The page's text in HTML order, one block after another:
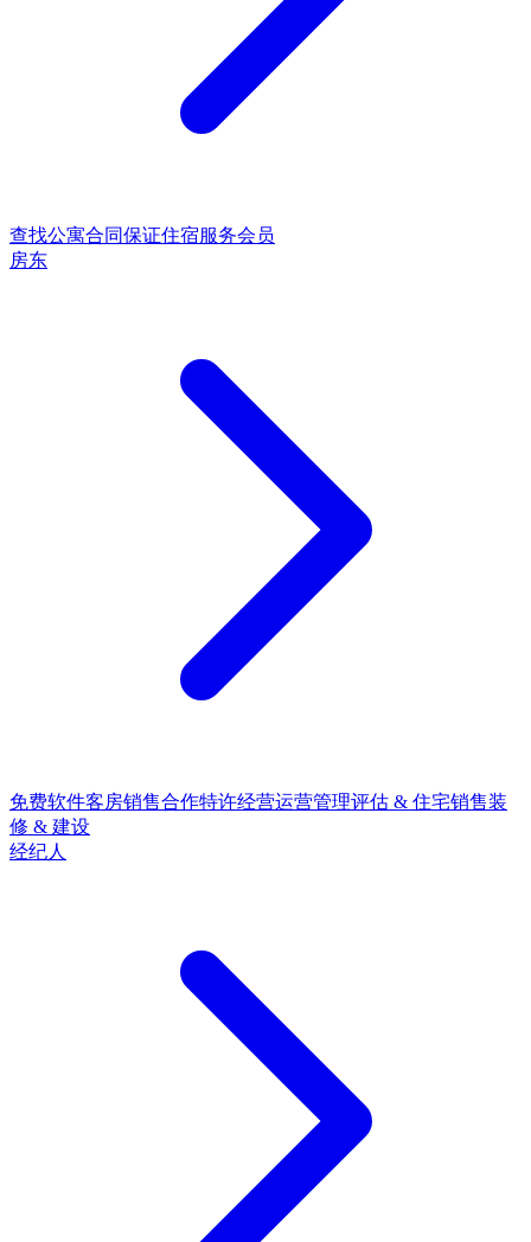
查找公寓合同保证住宿服务会员
房东
免费软件客房销售合作特许经营运营管理评估 & 住宅销售装
修 & 建设
经纪人